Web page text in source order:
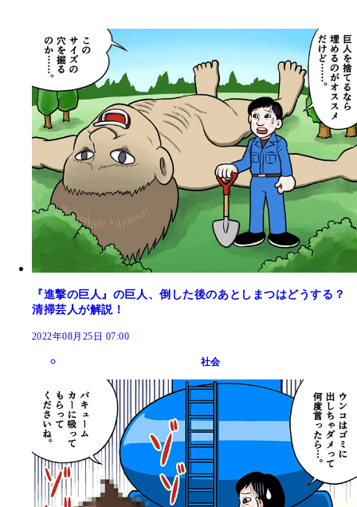
『進撃の巨人』の巨人、倒した後のあとしまつはどうする？
清掃芸人が解説！
2022年08月25日 07:00
社会